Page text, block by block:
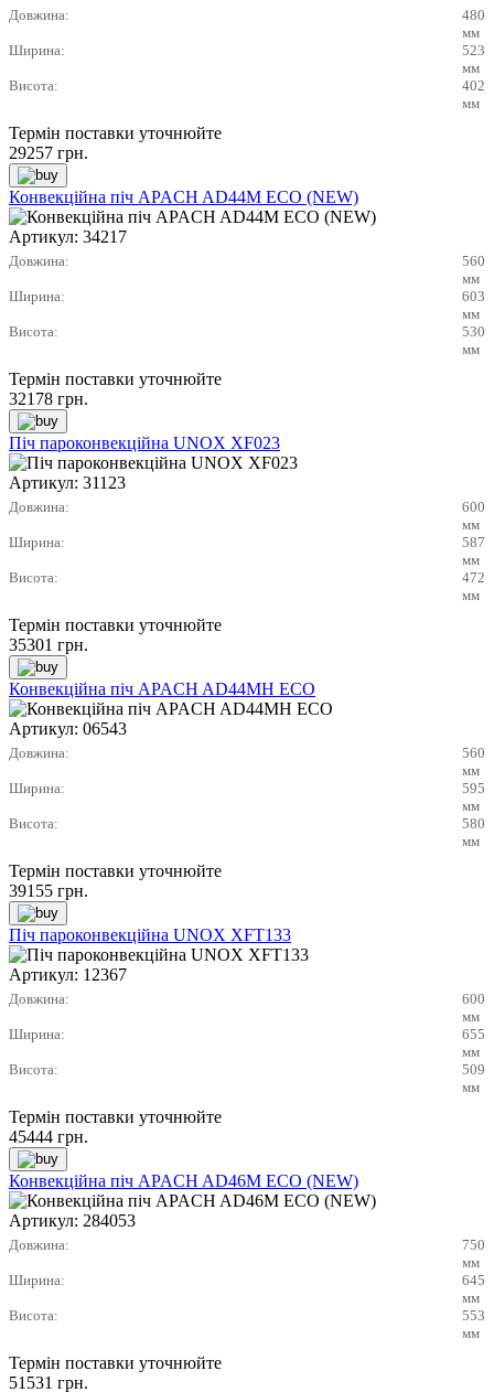
Довжина:
480
мм
Ширина:
523
мм
Висота:
402
мм
Термін поставки уточнюйте
29257 грн.
Конвекційна піч APACH AD44M ECO (NEW)
Артикул: 34217
Довжина:
560
мм
Ширина:
603
мм
Висота:
530
мм
Термін поставки уточнюйте
32178 грн.
Піч пароконвекційна UNOX XF023
Артикул: 31123
Довжина:
600
мм
Ширина:
587
мм
Висота:
472
мм
Термін поставки уточнюйте
35301 грн.
Конвекційна піч APACH AD44MH ECO
Артикул: 06543
Довжина:
560
мм
Ширина:
595
мм
Висота:
580
мм
Термін поставки уточнюйте
39155 грн.
Піч пароконвекційна UNOX XFT133
Артикул: 12367
Довжина:
600
мм
Ширина:
655
мм
Висота:
509
мм
Термін поставки уточнюйте
45444 грн.
Конвекційна піч APACH AD46M ECO (NEW)
Артикул: 284053
Довжина:
750
мм
Ширина:
645
мм
Висота:
553
мм
Термін поставки уточнюйте
51531 грн.